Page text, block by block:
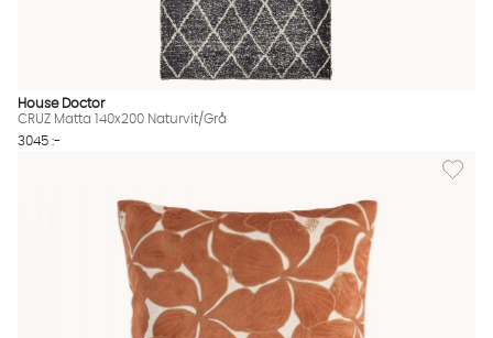
House Doctor
CRUZ Matta 140x200 Naturvit/Grå
3045 :-
Lägg